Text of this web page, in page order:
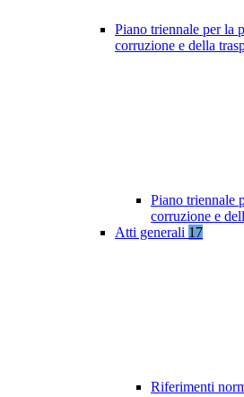
Piano triennale per la
corruzione e della
Piano triennale
corruzione e
Atti generali 17
Riferimenti